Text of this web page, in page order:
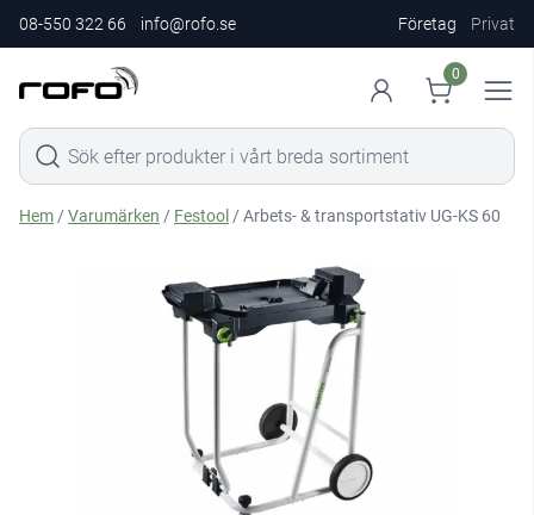
08-550 322 66 info@rofo.se Företag Privat
0
Hem /Varumärken / Festool / Arbets- & transportstativ UG-KS 60